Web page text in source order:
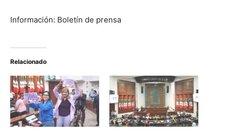
Información: Boletín de prensa
Relacionado